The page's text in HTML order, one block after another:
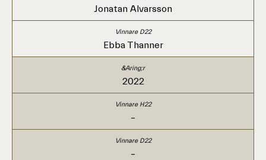
Jonatan Alvarsson
Ebba Thanner
2022
–
–